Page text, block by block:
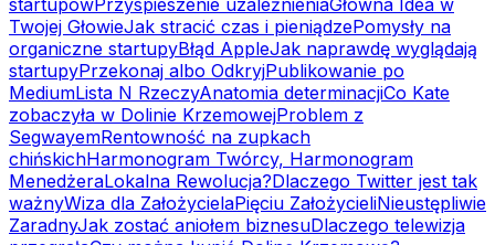
startupówPrzyspieszenie uzależnieniaGłówna Idea w
Twojej GłowieJak stracić czas i pieniądzePomysły na
organiczne startupyBłąd AppleJak naprawdę wyglądają
startupyPrzekonaj albo OdkryjPublikowanie po
MediumLista N RzeczyAnatomia determinacjiCo Kate
zobaczyła w Dolinie KrzemowejProblem z
SegwayemRentowność na zupkach
chińskichHarmonogram Twórcy, Harmonogram
MenedżeraLokalna Rewolucja?Dlaczego Twitter jest tak
ważnyWiza dla ZałożycielaPięciu ZałożycieliNieustępliwie
ZaradnyJak zostać aniołem biznesuDlaczego telewizja